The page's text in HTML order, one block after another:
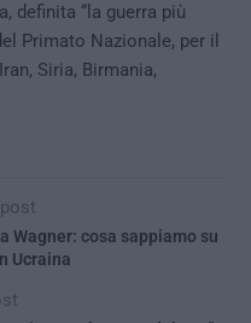
definita “la guerra più
Primato Nazionale, per il
Siria, Birmania,
Wagner: cosa sappiamo su
Ucraina